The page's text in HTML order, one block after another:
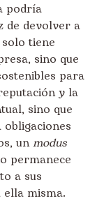
podría
de devolver a
tiene
sino que
para
y la
sino que
unmodus
permanece
a sus
misma.